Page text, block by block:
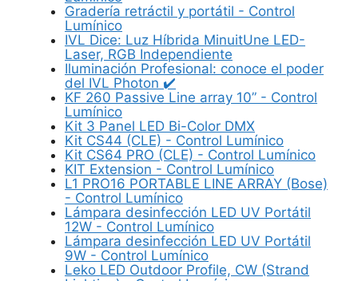
Gradería retráctil y portátil - Control
Lumínico
IVL Dice: Luz Híbrida MinuitUne LED-
Laser, RGB Independiente
Iluminación Profesional: conoce el poder
del IVL Photon ✔️
KF 260 Passive Line array 10” - Control
Lumínico
Kit 3 Panel LED Bi-Color DMX
Kit CS44 (CLE) - Control Lumínico
Kit CS64 PRO (CLE) - Control Lumínico
KIT Extension - Control Lumínico
L1 PRO16 PORTABLE LINE ARRAY (Bose)
- Control Lumínico
Lámpara desinfección LED UV Portátil
12W - Control Lumínico
Lámpara desinfección LED UV Portátil
9W - Control Lumínico
Leko LED Outdoor Profile, CW (Strand